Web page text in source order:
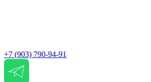
+7 (903) 790-94-91